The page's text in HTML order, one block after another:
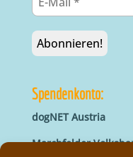
Spendenkonto:
dogNET Austria
Marchfelder